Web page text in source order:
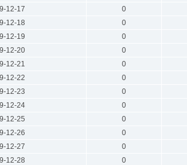
12-17
0
12-18
0
12-19
0
12-20
0
12-21
0
12-22
0
12-23
0
12-24
0
12-25
0
12-26
0
12-27
0
12-28
0